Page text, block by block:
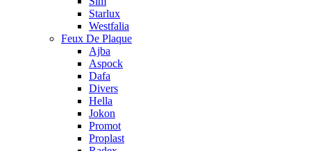
Starlux
Westfalia
Feux De Plaque
Ajba
Aspock
Dafa
Divers
Hella
Jokon
Promot
Proplast